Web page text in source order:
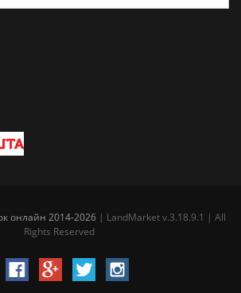
онлайн 2014-2026 | LandMarket v.3.18.9.1 | All
Rights Reserved